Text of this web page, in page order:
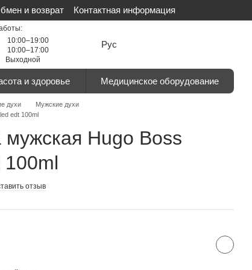
и возврат
Контактная информация
Сертификаты Отзывы о магазине
10:00–19:00
10:00–17:00
Выходной
Рус
и здоровье Медицинское оборудование
духи
Мужские духи
edt 100ml
мужская Hugo Boss
100ml
отзыв